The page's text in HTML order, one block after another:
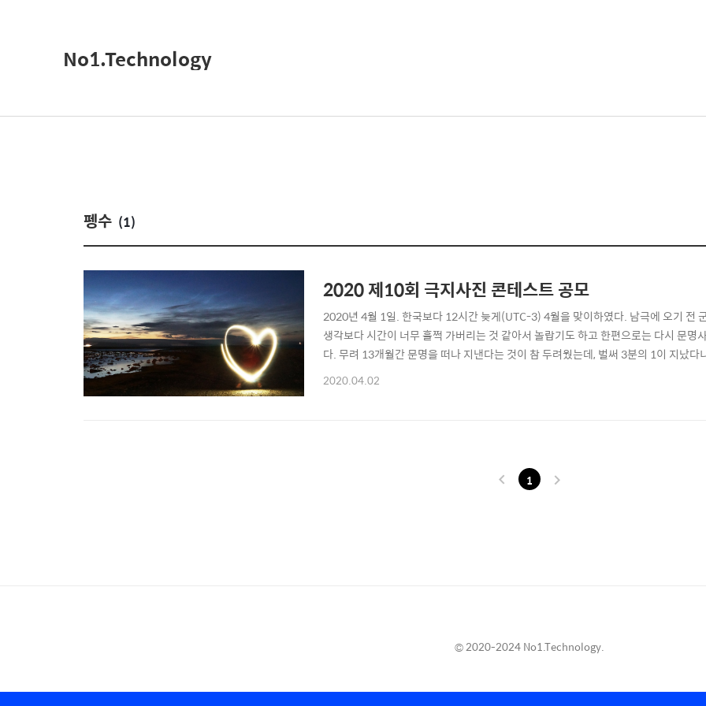
No1.Technology
펭수 (1)
2020 제10회 극지사진 콘테스트 공모
2020년 4월 1일. 한국보다 12시간 늦게(UTC-3) 4월을 맞이하였다. 남극에 오기 전
생각보다 시간이 너무 훌쩍 가버리는 것 같아서 놀랍기도 하고 한편으로는 다시 문
다. 무려 13개월간 문명을 떠나 지낸다는 것이 참 두려웠는데, 벌써 3분의 1이 지났
있도록 노력해야겠다. 이번에 연구소에서 극지사진 콘테스트를 개최하였는데, 블로
2020.04.02
1
© 2020-2024 No1.Technology.